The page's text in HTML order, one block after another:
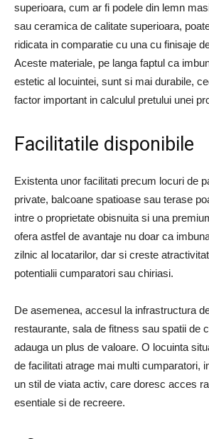
superioara, cum ar fi podele din lemn
sau ceramica de calitate superioara,
ridicata in comparatie cu una cu finisaje
Aceste materiale, pe langa faptul ca
estetic al locuintei, sunt si mai durabile,
factor important in calculul pretului unei
Facilitatile disponibile
Existenta unor facilitati precum locuri de
private, balcoane spatioase sau terase
intre o proprietate obisnuita si una
ofera astfel de avantaje nu doar ca
zilnic al locatarilor, dar si creste
potentialii cumparatori sau chiriasi.
De asemenea, accesul la infrastructura
restaurante, sala de fitness sau spatii de
adauga un plus de valoare. O locuinta
de facilitati atrage mai multi cumparatori,
un stil de viata activ, care doresc acces
esentiale si de recreere.